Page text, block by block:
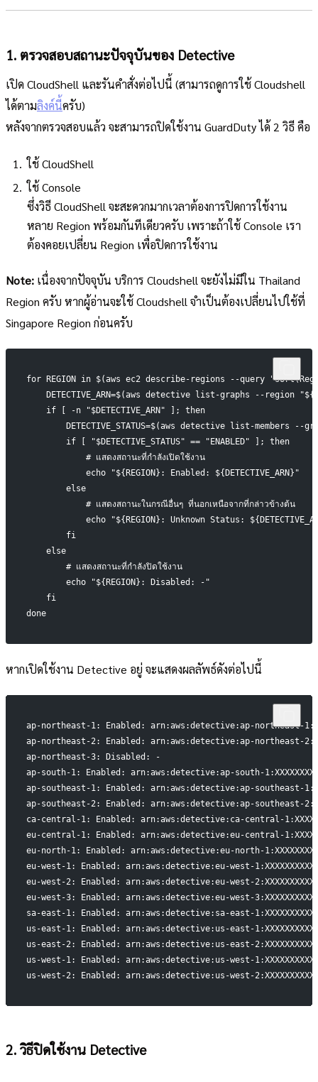
1. ตรวจสอบสถานะปัจจุบันของ Detective
เปิด CloudShell และรันคำสั่งต่อไปนี้ (สามารถดูการใช้ Cloudshell
ได้ตามลิงค์นี้ครับ)
หลังจากตรวจสอบแล้ว จะสามารถปิดใช้งาน GuardDuty ได้ 2 วิธี คือ
ใช้ CloudShell
ใช้ Console
ซึ่งวิธี CloudShell จะสะดวกมากเวลาต้องการปิดการใช้งาน
หลาย Region พร้อมกันทีเดียวครับ เพราะถ้าใช้ Console เรา
ต้องคอยเปลี่ยน Region เพื่อปิดการใช้งาน
Note: เนื่องจากปัจจุบัน บริการ Cloudshell จะยังไม่มีใน Thailand
Region ครับ หากผู้อ่านจะใช้ Cloudshell จำเป็นต้องเปลี่ยนไปใช้ที่
Singapore Region ก่อนครับ
for REGION in $(aws ec2 describe-regions --query
DETECTIVE_ARN=$(aws detective list-graphs --region
    if [ -n "$DETECTIVE_ARN" ]; then
DETECTIVE_STATUS=$(aws detective list-members --
        if [ "$DETECTIVE_STATUS" == "ENABLED" ]; then
            # แสดงสถานะที่กำลังเปิดใช้งาน
            echo "${REGION}: Enabled: ${DETECTIVE_ARN}"
        else
            # แสดงสถานะในกรณีอื่นๆ ที่นอกเหนือจากที่กล่าวข้างต้น
echo "${REGION}: Unknown Status:
        fi
    else
        # แสดงสถานะที่กำลังปิดใช้งาน
        echo "${REGION}: Disabled: -"
    fi
done
หากเปิดใช้งาน Detective อยู่ จะแสดงผลลัพธ์ดังต่อไปนี้
ap-northeast-1: Enabled: arn:aws:detective:ap-northeast-
ap-northeast-2: Enabled: arn:aws:detective:ap-northeast-
ap-northeast-3: Disabled: -
ap-south-1: Enabled: arn:aws:detective:ap-south-
ap-southeast-1: Enabled: arn:aws:detective:ap-southeast-
ap-southeast-2: Enabled: arn:aws:detective:ap-southeast-
ca-central-1: Enabled: arn:aws:detective:ca-central-
eu-central-1: Enabled: arn:aws:detective:eu-central-
eu-north-1: Enabled: arn:aws:detective:eu-north-
eu-west-1: Enabled: arn:aws:detective:eu-west-
eu-west-2: Enabled: arn:aws:detective:eu-west-
eu-west-3: Enabled: arn:aws:detective:eu-west-
sa-east-1: Enabled: arn:aws:detective:sa-east-
us-east-1: Enabled: arn:aws:detective:us-east-
us-east-2: Enabled: arn:aws:detective:us-east-
us-west-1: Enabled: arn:aws:detective:us-west-
us-west-2: Enabled: arn:aws:detective:us-west-
2. วิธีปิดใช้งาน Detective